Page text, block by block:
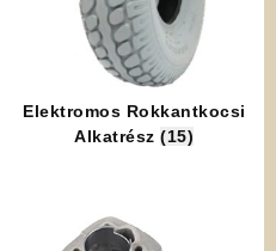
Elektromos Rokkantkocsi
Alkatrész(15)